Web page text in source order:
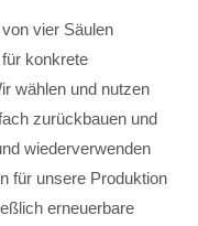
vier Säulen
konkrete
wählen und nutzen
zurückbauen und
wiederverwenden
für unsere Produktion
erneuerbare